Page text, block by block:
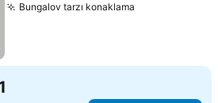
Bungalov tarzı konaklama